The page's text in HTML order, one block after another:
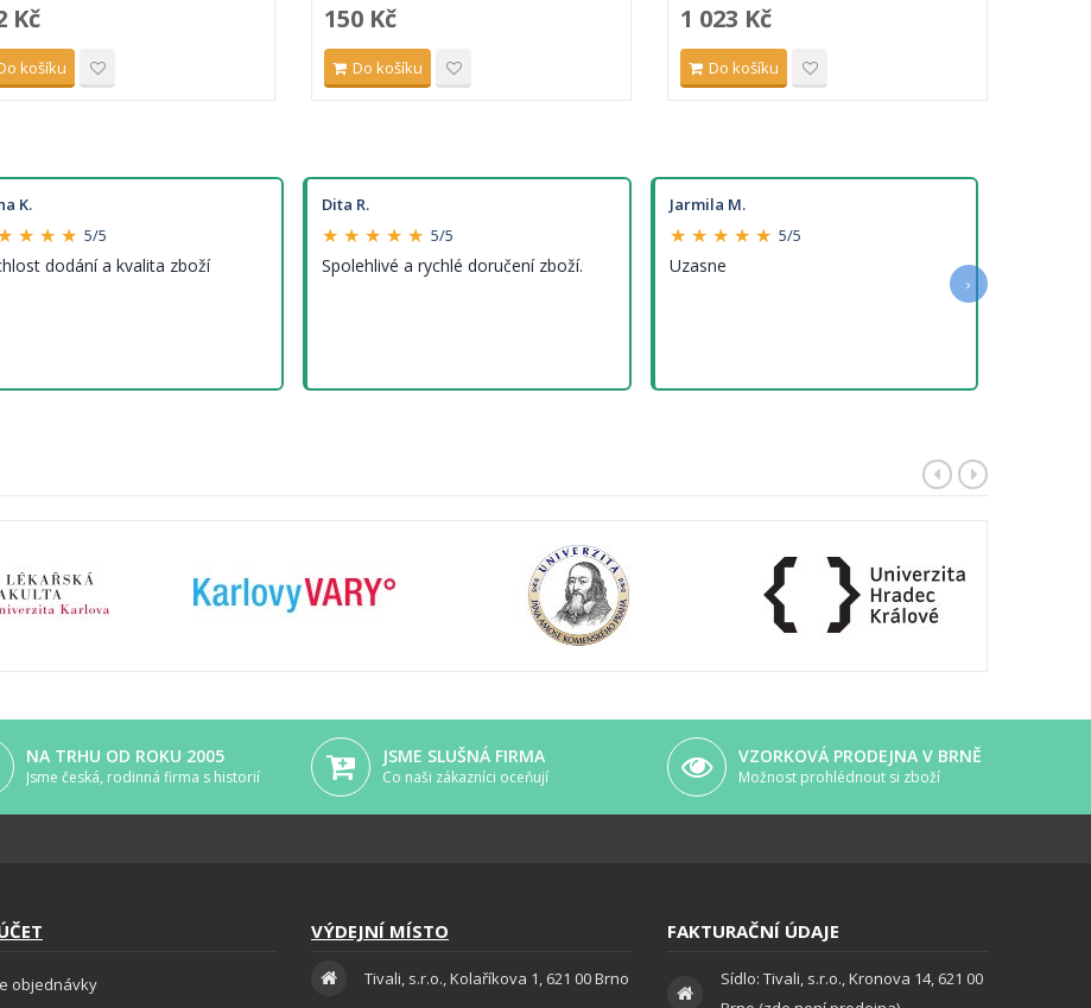
Kč
košíku
150 Kč
Do košíku
1 023 Kč
Do košíku
K.
★ ★ ★ 5/5
dodání a kvalita zboží
Dita R.
★ ★ ★ ★ ★ 5/5
Spolehlivé a rychlé doručení zboží.
Jarmila M.
★ ★ ★ ★ ★ 5/5
Uzasne
›
NA TRHU OD ROKU 2005
Jsme česká, rodinná firma s historií
JSME SLUŠNÁ FIRMA
Co naši zákazníci oceňují
VZORKOVÁ PRODEJNA V BRNĚ
Možnost prohlédnout si zboží
objednávky
VÝDEJNÍ MÍSTO
Tivali, s.r.o., Kolaříkova 1, 621 00 Brno
FAKTURAČNÍ ÚDAJE
Sídlo: Tivali, s.r.o., Kronova 14, 621 00